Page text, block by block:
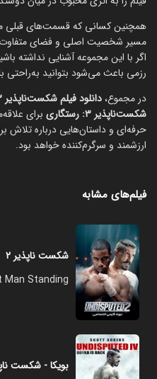
همچنین کسانی که قسمت‌های قبلی
مسیر شخصیت اصلی و فضای
اگر با این مجموعه آشنایی نداشته
رزمی باعث می‌شود بتوانید به‌راحتی با
در مجموع،دانلود فیلم شکست‌ناپذیر ۳: رستگاری
شکست‌ناپذیر ۳: رستگاری
برای
حرفه‌ای و داستان‌هایی درباره تلاش
ارزشمند و سرگرم‌کننده خواهد بود.
فیلم‌های مشابه
شکست ناپذیر ۲
Man Standing
بویکا - شکست